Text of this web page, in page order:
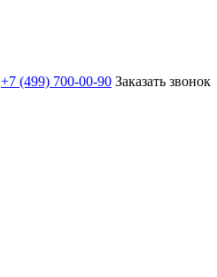
+7 (499) 700-00-90 Заказать звонок